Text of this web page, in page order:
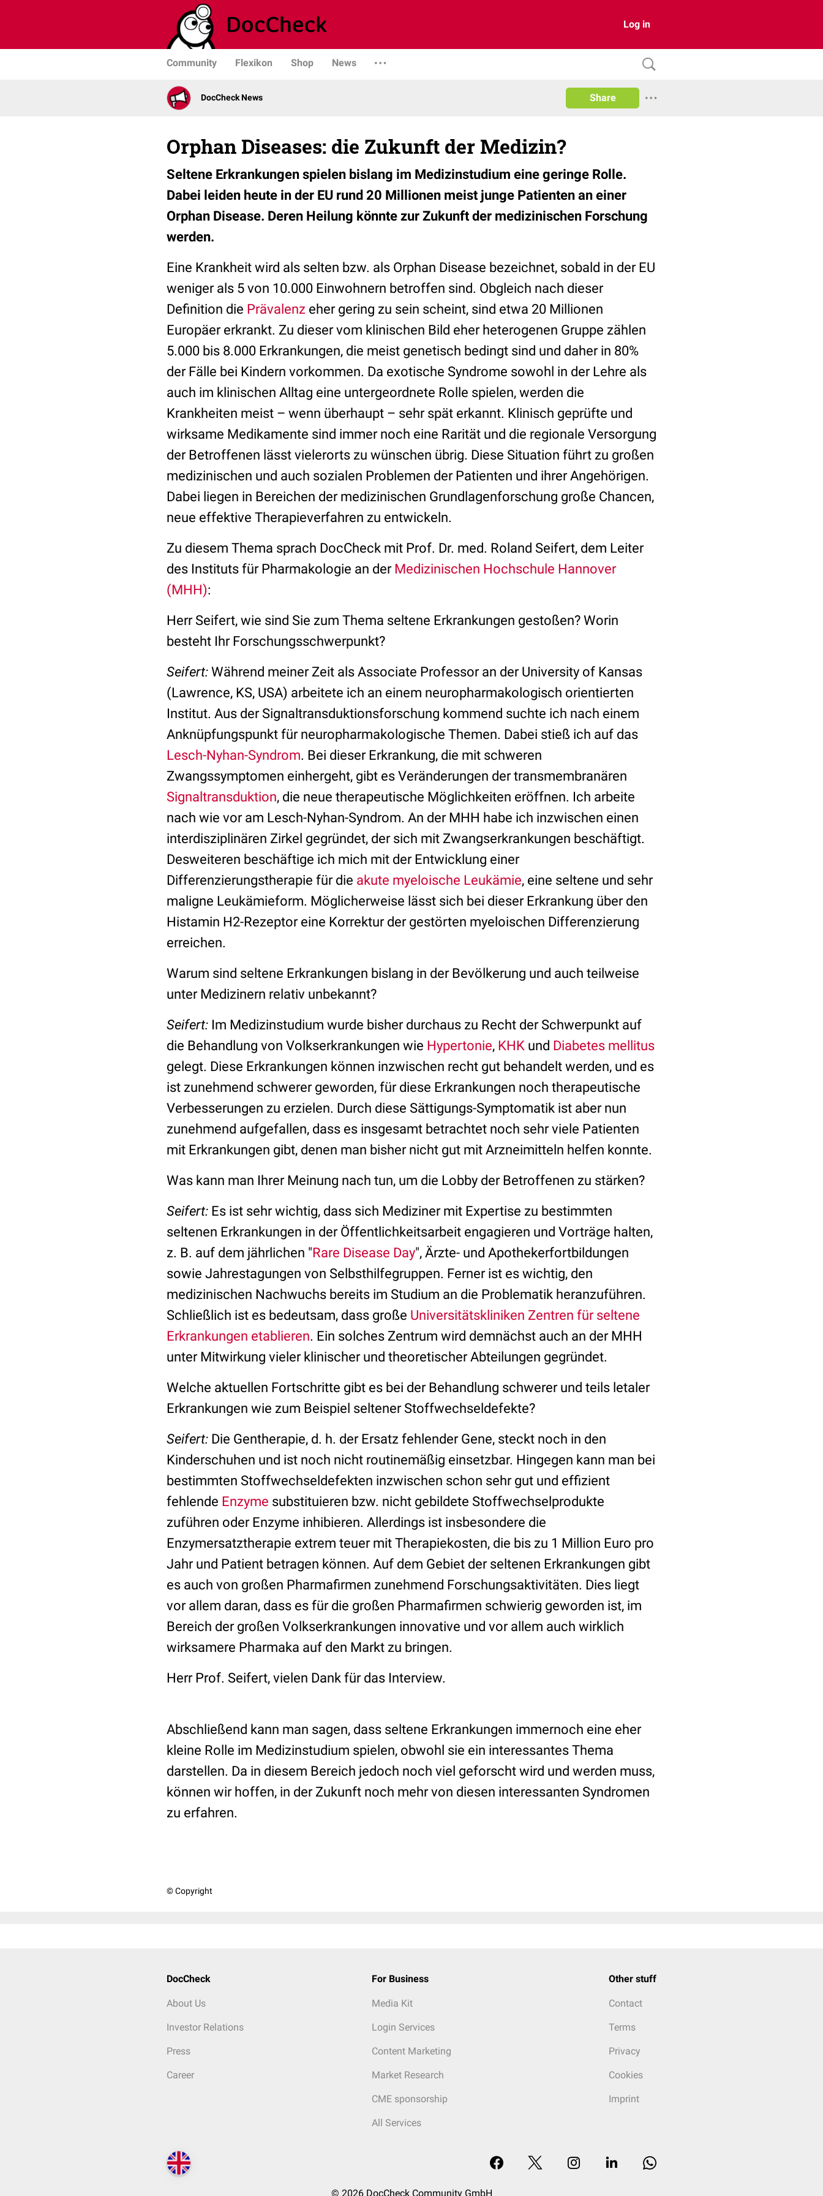
Log in
Community Flexikon Shop News
DocCheck News Share
Orphan Diseases: die Zukunft der Medizin?
Seltene Erkrankungen spielen bislang im Medizinstudium eine geringe Rolle.
Dabei leiden heute in der EU rund 20 Millionen meist junge Patienten an einer
Orphan Disease. Deren Heilung könnte zur Zukunft der medizinischen Forschung
werden.
Eine Krankheit wird als selten bzw. als Orphan Disease bezeichnet, sobald in der EU
weniger als 5 von 10.000 Einwohnern betroffen sind. Obgleich nach dieser
Definition die Prävalenz eher gering zu sein scheint, sind etwa 20 Millionen
Europäer erkrankt. Zu dieser vom klinischen Bild eher heterogenen Gruppe zählen
5.000 bis 8.000 Erkrankungen, die meist genetisch bedingt sind und daher in 80%
der Fälle bei Kindern vorkommen. Da exotische Syndrome sowohl in der Lehre als
auch im klinischen Alltag eine untergeordnete Rolle spielen, werden die
Krankheiten meist – wenn überhaupt – sehr spät erkannt. Klinisch geprüfte und
wirksame Medikamente sind immer noch eine Rarität und die regionale Versorgung
der Betroffenen lässt vielerorts zu wünschen übrig. Diese Situation führt zu großen
medizinischen und auch sozialen Problemen der Patienten und ihrer Angehörigen.
Dabei liegen in Bereichen der medizinischen Grundlagenforschung große Chancen,
neue effektive Therapieverfahren zu entwickeln.
Zu diesem Thema sprach DocCheck mit Prof. Dr. med. Roland Seifert, dem Leiter
des Instituts für Pharmakologie an der Medizinischen Hochschule Hannover
(MHH):
Herr Seifert, wie sind Sie zum Thema seltene Erkrankungen gestoßen? Worin
besteht Ihr Forschungsschwerpunkt?
Seifert: Während meiner Zeit als Associate Professor an der University of Kansas
(Lawrence, KS, USA) arbeitete ich an einem neuropharmakologisch orientierten
Institut. Aus der Signaltransduktionsforschung kommend suchte ich nach einem
Anknüpfungspunkt für neuropharmakologische Themen. Dabei stieß ich auf das
Lesch-Nyhan-Syndrom. Bei dieser Erkrankung, die mit schweren
Zwangssymptomen einhergeht, gibt es Veränderungen der transmembranären
Signaltransduktion, die neue therapeutische Möglichkeiten eröffnen. Ich arbeite
nach wie vor am Lesch-Nyhan-Syndrom. An der MHH habe ich inzwischen einen
interdisziplinären Zirkel gegründet, der sich mit Zwangserkrankungen beschäftigt.
Desweiteren beschäftige ich mich mit der Entwicklung einer
Differenzierungstherapie für die akute myeloische Leukämie, eine seltene und sehr
maligne Leukämieform. Möglicherweise lässt sich bei dieser Erkrankung über den
Histamin H2-Rezeptor eine Korrektur der gestörten myeloischen Differenzierung
erreichen.
Warum sind seltene Erkrankungen bislang in der Bevölkerung und auch teilweise
unter Medizinern relativ unbekannt?
Seifert: Im Medizinstudium wurde bisher durchaus zu Recht der Schwerpunkt auf
die Behandlung von Volkserkrankungen wie Hypertonie, KHK und Diabetes mellitus
gelegt. Diese Erkrankungen können inzwischen recht gut behandelt werden, und es
ist zunehmend schwerer geworden, für diese Erkrankungen noch therapeutische
Verbesserungen zu erzielen. Durch diese Sättigungs-Symptomatik ist aber nun
zunehmend aufgefallen, dass es insgesamt betrachtet noch sehr viele Patienten
mit Erkrankungen gibt, denen man bisher nicht gut mit Arzneimitteln helfen konnte.
Was kann man Ihrer Meinung nach tun, um die Lobby der Betroffenen zu stärken?
Seifert: Es ist sehr wichtig, dass sich Mediziner mit Expertise zu bestimmten
seltenen Erkrankungen in der Öffentlichkeitsarbeit engagieren und Vorträge halten,
z. B. auf dem jährlichen "Rare Disease Day", Ärzte- und Apothekerfortbildungen
sowie Jahrestagungen von Selbsthilfegruppen. Ferner ist es wichtig, den
medizinischen Nachwuchs bereits im Studium an die Problematik heranzuführen.
Schließlich ist es bedeutsam, dass große Universitätskliniken Zentren für seltene
Erkrankungen etablieren. Ein solches Zentrum wird demnächst auch an der MHH
unter Mitwirkung vieler klinischer und theoretischer Abteilungen gegründet.
Welche aktuellen Fortschritte gibt es bei der Behandlung schwerer und teils letaler
Erkrankungen wie zum Beispiel seltener Stoffwechseldefekte?
Seifert: Die Gentherapie, d. h. der Ersatz fehlender Gene, steckt noch in den
Kinderschuhen und ist noch nicht routinemäßig einsetzbar. Hingegen kann man bei
bestimmten Stoffwechseldefekten inzwischen schon sehr gut und effizient
fehlende Enzyme substituieren bzw. nicht gebildete Stoffwechselprodukte
zuführen oder Enzyme inhibieren. Allerdings ist insbesondere die
Enzymersatztherapie extrem teuer mit Therapiekosten, die bis zu 1 Million Euro pro
Jahr und Patient betragen können. Auf dem Gebiet der seltenen Erkrankungen gibt
es auch von großen Pharmafirmen zunehmend Forschungsaktivitäten. Dies liegt
vor allem daran, dass es für die großen Pharmafirmen schwierig geworden ist, im
Bereich der großen Volkserkrankungen innovative und vor allem auch wirklich
wirksamere Pharmaka auf den Markt zu bringen.
Herr Prof. Seifert, vielen Dank für das Interview.
Abschließend kann man sagen, dass seltene Erkrankungen immernoch eine eher
kleine Rolle im Medizinstudium spielen, obwohl sie ein interessantes Thema
darstellen. Da in diesem Bereich jedoch noch viel geforscht wird und werden muss,
können wir hoffen, in der Zukunft noch mehr von diesen interessanten Syndromen
zu erfahren.
© Copyright
DocCheck
About Us
Investor Relations
Press
Career
For Business
Media Kit
Login Services
Content Marketing
Market Research
CME sponsorship
All Services
Other stuff
Contact
Terms
Privacy
Cookies
Imprint
© 2026 DocCheck Community GmbH